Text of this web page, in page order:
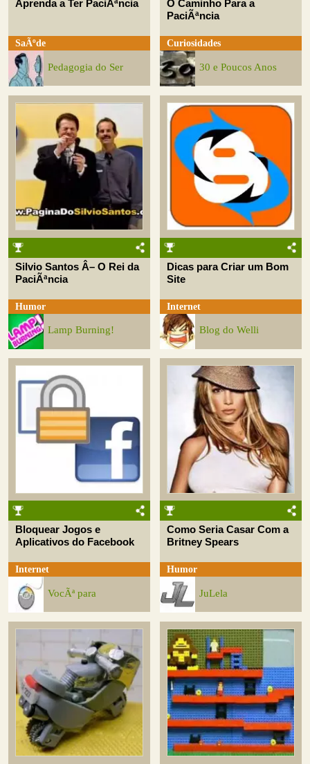
Aprenda a Ter PaciÃªncia
SaÃºde
Pedagogia do Ser
O Caminho Para a
PaciÃªncia
Curiosidades
30 e Poucos Anos
Silvio Santos Â– O Rei da
PaciÃªncia
Humor
Lamp Burning!
Dicas para Criar um Bom
Site
Internet
Blog do Welli
Bloquear Jogos e
Aplicativos do Facebook
Internet
VocÃª para
Como Seria Casar Com a
Britney Spears
Humor
JuLela